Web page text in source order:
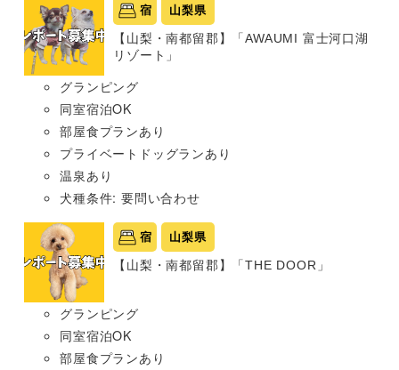
宿 山梨県
【山梨・南都留郡】「AWAUMI 富士河口湖
リゾート」
グランピング
同室宿泊OK
部屋食プランあり
プライベートドッグランあり
温泉あり
犬種条件: 要問い合わせ
宿 山梨県
【山梨・南都留郡】「THE DOOR」
グランピング
同室宿泊OK
部屋食プランあり